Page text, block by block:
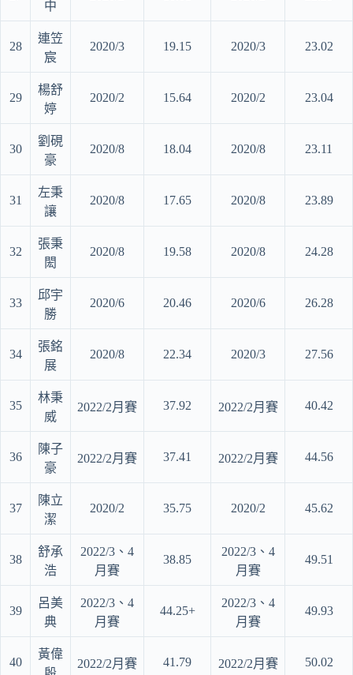
中
28
連笠
宸
2020/3 19.15 2020/3 23.02
29
楊舒
婷
2020/2 15.64 2020/2 23.04
30
劉硯
豪
2020/8 18.04 2020/8 23.11
31
左秉
讓
2020/8 17.65 2020/8 23.89
32
張秉
閎
2020/8 19.58 2020/8 24.28
33
邱宇
勝
2020/6 20.46 2020/6 26.28
34
張銘
展
2020/8 22.34 2020/3 27.56
35
林秉
威
2022/2月賽 37.92 2022/2月賽 40.42
36
陳子
豪
2022/2月賽 37.41 2022/2月賽 44.56
37
陳立
潔
2020/2 35.75 2020/2 45.62
38
舒承
浩
2022/3、4
月賽
38.85
2022/3、4
月賽
49.51
39
呂美
典
2022/3、4
月賽
44.25+
2022/3、4
月賽
49.93
40
黃偉
2022/2月賽 41.79 2022/2月賽 50.02